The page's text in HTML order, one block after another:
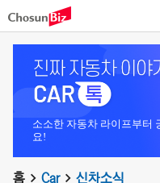
소소한 자동차 라이프부터
요!
홈 Car 신차소식